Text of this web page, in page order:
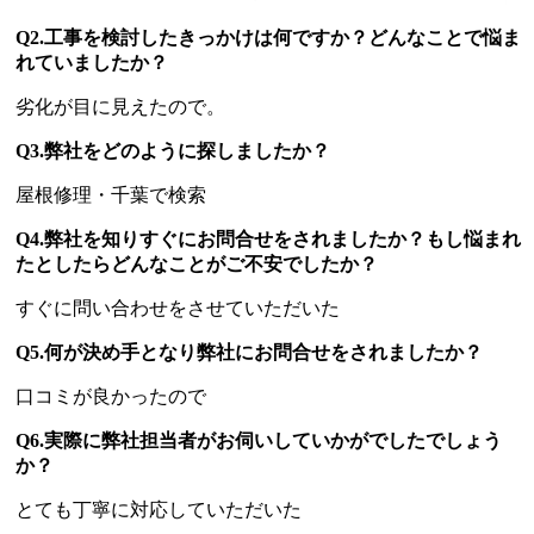
Q2.工事を検討したきっかけは何ですか？どんなことで悩ま
れていましたか？
劣化が目に見えたので。
Q3.弊社をどのように探しましたか？
屋根修理・千葉で検索
Q4.弊社を知りすぐにお問合せをされましたか？もし悩まれ
たとしたらどんなことがご不安でしたか？
すぐに問い合わせをさせていただいた
Q5.何が決め手となり弊社にお問合せをされましたか？
口コミが良かったので
Q6.実際に弊社担当者がお伺いしていかがでしたでしょう
か？
とても丁寧に対応していただいた